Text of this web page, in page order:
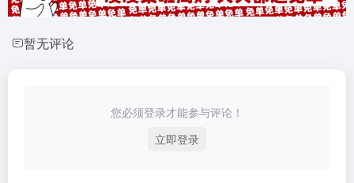
暂无评论
您必须登录才能参与评论！
立即登录